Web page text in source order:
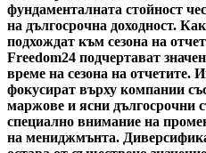
фундаменталната стойност
на дългосрочна доходност.
подхождат към сезона на
Freedom24 подчертават
време на сезона на отчетите.
фокусират върху компании
маржове и ясни дългосрочни
специално внимание на
на мениджмънта.